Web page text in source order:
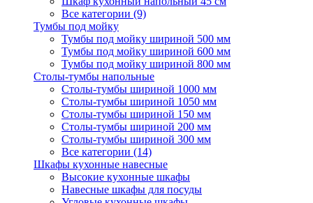
Все категории (9)
Тумбы под мойку
Тумбы под мойку шириной 500 мм
Тумбы под мойку шириной 600 мм
Тумбы под мойку шириной 800 мм
Столы-тумбы напольные
Столы-тумбы шириной 1000 мм
Столы-тумбы шириной 1050 мм
Столы-тумбы шириной 150 мм
Столы-тумбы шириной 200 мм
Столы-тумбы шириной 300 мм
Все категории (14)
Шкафы кухонные навесные
Высокие кухонные шкафы
Навесные шкафы для посуды